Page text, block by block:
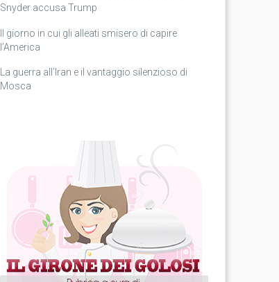
Snyder accusa Trump
Il giorno in cui gli alleati smisero di capire
l’America
La guerra all’Iran e il vantaggio silenzioso di
Mosca